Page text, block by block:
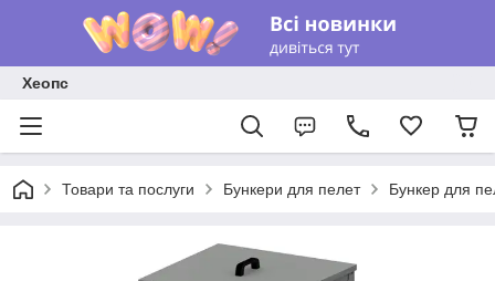
Хеопс
Товари та послуги Бункери для пелет Бункер для